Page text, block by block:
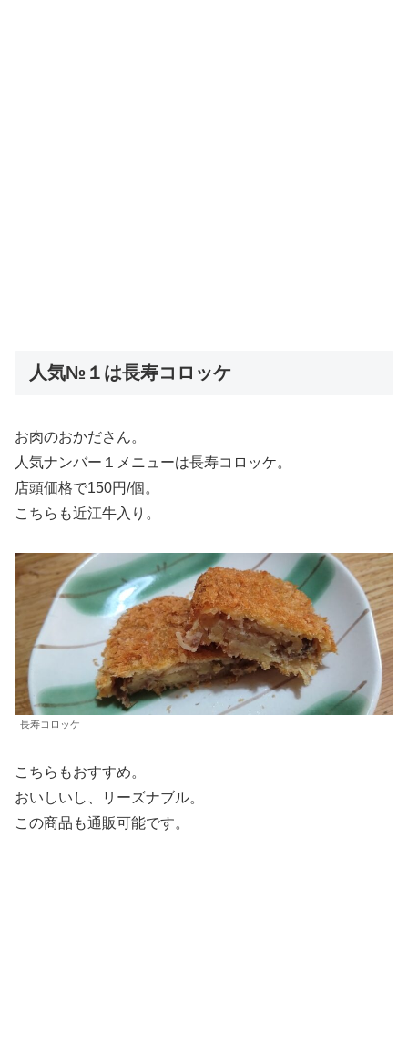
人気№１は長寿コロッケ
お肉のおかださん。
人気ナンバー１メニューは長寿コロッケ。
店頭価格で150円/個。
こちらも近江牛入り。
長寿コロッケ
こちらもおすすめ。
おいしいし、リーズナブル。
この商品も通販可能です。